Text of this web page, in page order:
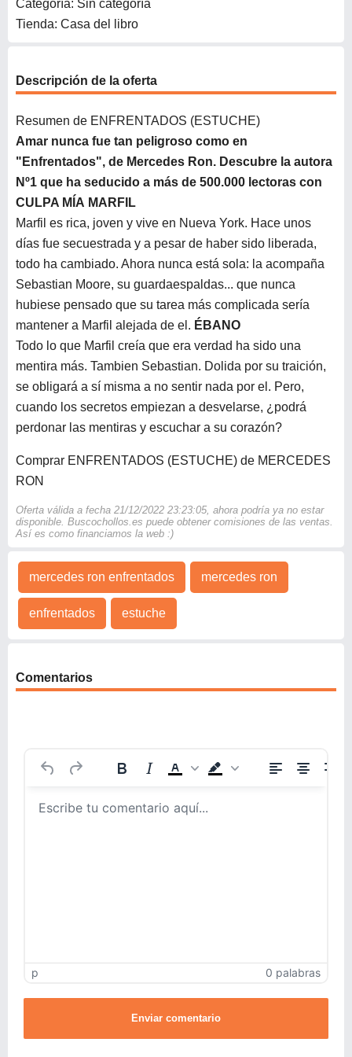
Categoría: Sin categoría
Tienda: Casa del libro
Descripción de la oferta
Resumen de ENFRENTADOS (ESTUCHE)
Amar nunca fue tan peligroso como en
"Enfrentados", de Mercedes Ron. Descubre la autora
Nº1 que ha seducido a más de 500.000 lectoras con
CULPA MÍA MARFIL
Marfil es rica, joven y vive en Nueva York. Hace unos
días fue secuestrada y a pesar de haber sido liberada,
todo ha cambiado. Ahora nunca está sola: la acompaña
Sebastian Moore, su guardaespaldas... que nunca
hubiese pensado que su tarea más complicada sería
mantener a Marfil alejada de el. ÉBANO
Todo lo que Marfil creía que era verdad ha sido una
mentira más. Tambien Sebastian. Dolida por su traición,
se obligará a sí misma a no sentir nada por el. Pero,
cuando los secretos empiezan a desvelarse, ¿podrá
perdonar las mentiras y escuchar a su corazón?
Comprar ENFRENTADOS (ESTUCHE) de MERCEDES
RON
Oferta válida a fecha 21/12/2022 23:23:05, ahora podría ya no estar
disponible. Buscochollos.es puede obtener comisiones de las ventas.
Así es como financiamos la web :)
mercedes ron enfrentados mercedes ron
enfrentados estuche
Comentarios
p 0 palabras
Enviar comentario